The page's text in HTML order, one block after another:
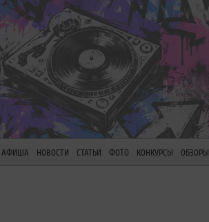
АФИША НОВОСТИ СТАТЬИ ФОТО КОНКУРСЫ ОБЗОРЫ